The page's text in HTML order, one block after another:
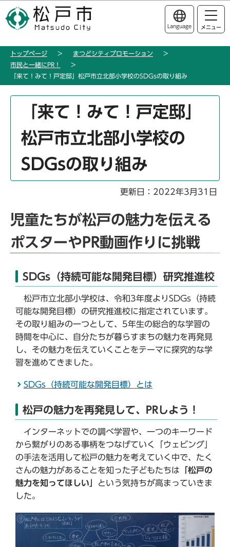
の
ー
このページの本文へ移動
Language メニュー
トップページ
まつどシティプロモーション
市民と一緒にPR！
「来て！みて！戸定邸」松戸市立北部小学校のSDGsの取り組み
「来て！みて！戸定邸」
松戸市立北部小学校の
SDGsの取り組み
更新日：2022年3月31日
児童たちが松戸の魅力を伝える
ポスターやPR動画作りに挑戦
SDGs（持続可能な開発目標）研究推進校
松戸市立北部小学校は、令和3年度よりSDGs（持続
可能な開発目標）の研究推進校に指定されています。
その取り組みの一つとして、5年生の総合的な学習の
時間を中心に、自分たちが暮らすまちの魅力を再発見
し、その魅力を伝えていくことをテーマに探究的な学
習を進めてきました。
SDGs（持続可能な開発目標）とは
松戸の魅力を再発見して、PRしよう！
インターネットでの調べ学習や、一つのキーワード
から繋がりのある事柄をつなげていく「ウェビング」
の手法を活用して松戸の魅力を考えていく中で、たく
さんの魅力があることを知った子どもたちは 「松戸の
魅力を知ってほしい」
という気持ちが高まっていきま
した。